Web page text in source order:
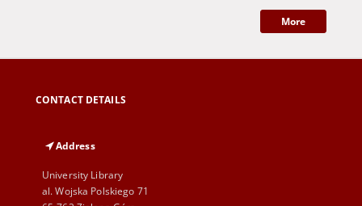
More
CONTACT DETAILS
Address
University Library
al. Wojska Polskiego 71